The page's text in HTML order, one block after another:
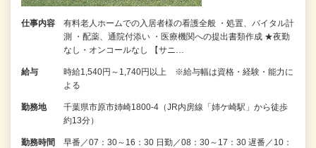
仕事内容
有料老人ホームでの入居者様の看護全般 ・処置、バイタル計
測 ・配薬、通院付添い ・医療機関への提出書類作成 ★夜勤
なし・オンコールなし 【サニ…
給与
時給1,540円～1,740円以上 ※給与幅は資格・経験・能力に
よる
勤務地
千葉県市原市姉崎1800-4（JR内房線「姉ケ崎駅」から徒歩
約13分）
勤務時間
早番／07：30～16：30 日勤／08：30～17：30 遅番／10：